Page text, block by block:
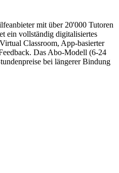
mit über 20'000 Tutoren
ein vollständig digitalisiertes
Classroom, App-basierter
Das Abo-Modell (6-24
bei längerer Bindung